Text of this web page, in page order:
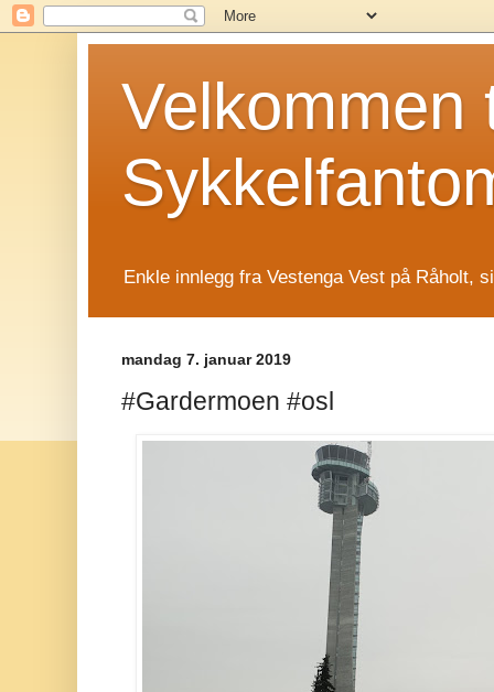
Velkommen
Enkle innlegg fra Vestenga Vest på Råholt,
mandag 7. januar 2019
#Gardermoen #osl